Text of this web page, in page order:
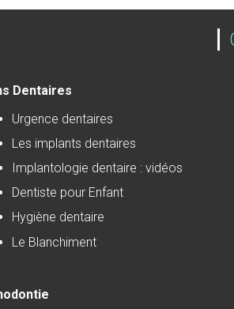
Dentaires
Urgence dentaires
Les implants dentaires
Implantologie dentaire : vidéos
Dentiste pour Enfant
Hygiène dentaire
Le Blanchiment